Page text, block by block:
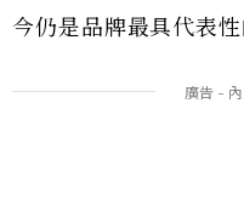
今仍是品牌最具代表